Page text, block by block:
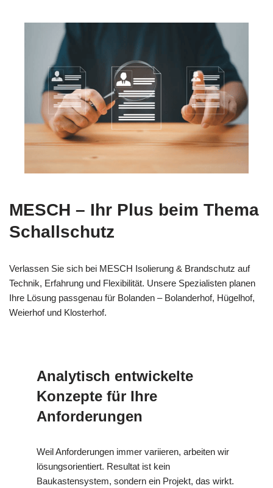
MESCH – Ihr Plus beim Thema
Schallschutz
Verlassen Sie sich bei MESCH Isolierung & Brandschutz auf
Technik, Erfahrung und Flexibilität. Unsere Spezialisten planen
Ihre Lösung passgenau für Bolanden – Bolanderhof, Hügelhof,
Weierhof und Klosterhof.
Analytisch entwickelte
Konzepte für Ihre
Anforderungen
Weil Anforderungen immer variieren, arbeiten wir
lösungsorientiert. Resultat ist kein
Baukastensystem, sondern ein Projekt, das wirkt.